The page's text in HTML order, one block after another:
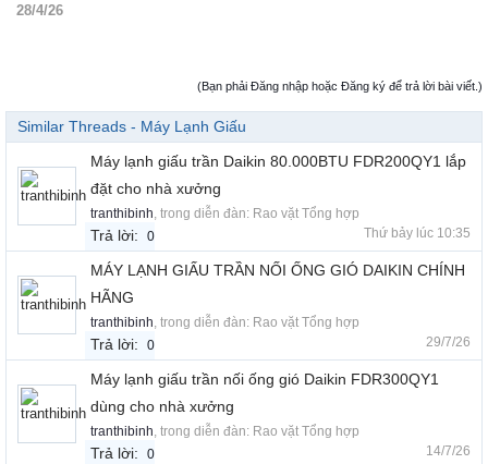
28/4/26
(Bạn phải Đăng nhập hoặc Đăng ký để trả lời bài viết.)
Similar Threads - Máy Lạnh Giấu
Máy lạnh giấu trần Daikin 80.000BTU FDR200QY1 lắp
đặt cho nhà xưởng
tranthibinh, trong diễn đàn: Rao vặt Tổng hợp
Trả lời: 0 Thứ bảy lúc 10:35
MÁY LẠNH GIẤU TRẦN NỐI ỐNG GIÓ DAIKIN CHÍNH
HÃNG
tranthibinh, trong diễn đàn: Rao vặt Tổng hợp
Trả lời: 0 29/7/26
Máy lạnh giấu trần nối ống gió Daikin FDR300QY1
dùng cho nhà xưởng
tranthibinh, trong diễn đàn: Rao vặt Tổng hợp
Trả lời: 0 14/7/26